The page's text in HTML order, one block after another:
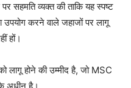
सहमति व्यक्त की ताकि यह स्पष्ट
करने वाले जहाजों पर लागू
हों।
लागू होने की उम्मीद है, जो MSC